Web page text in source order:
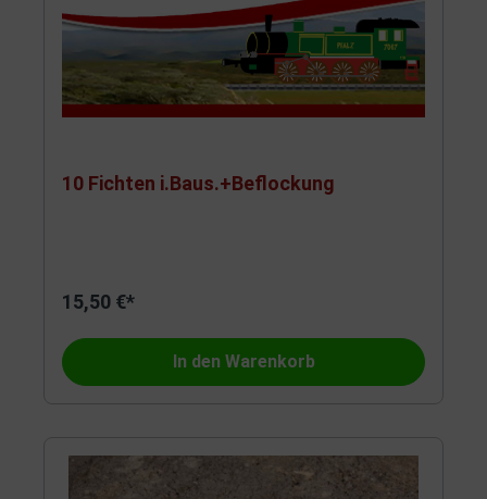
10 Fichten i.Baus.+Beflockung
15,50 €*
In den Warenkorb